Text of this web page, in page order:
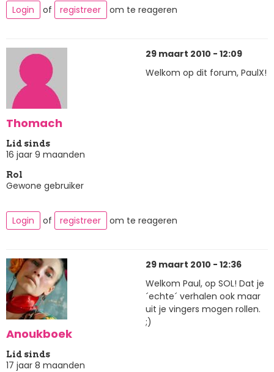
Login
of registreer om te reageren
Thomach
Lid sinds
16 jaar 9 maanden
Rol
Gewone gebruiker
29 maart 2010 - 12:09
Welkom op dit forum, PaulX!
Login of registreer om te reageren
Anoukboek
Lid sinds
17 jaar 8 maanden
29 maart 2010 - 12:36
Welkom Paul, op SOL! Dat je
´echte´ verhalen ook maar
uit je vingers mogen rollen.
;)